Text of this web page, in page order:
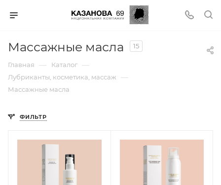
Массажные масла 15
Главная — Каталог —
Лубриканты, косметика, массаж —
Массажные масла
ФИЛЬТР